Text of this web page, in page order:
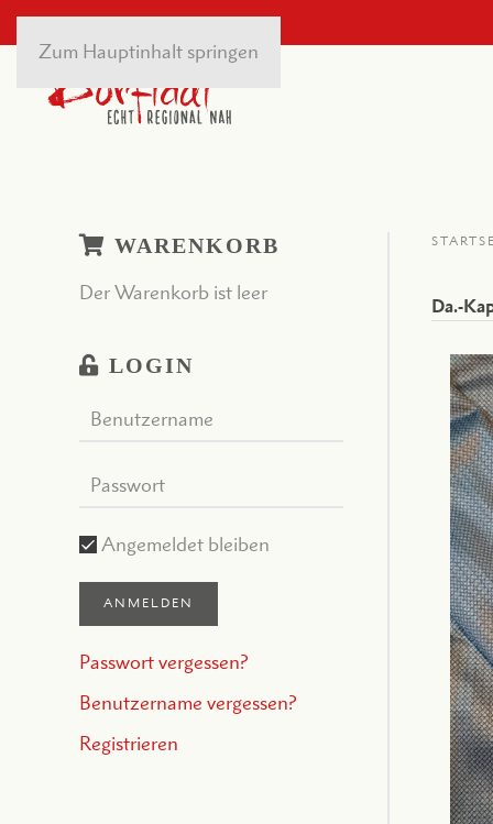
Zum Hauptinhalt springen
Da.-
WARENKORB
Der Warenkorb ist leer
LOGIN
Angemeldet bleiben
ANMELDEN
Passwort vergessen?
Benutzername vergessen?
Registrieren